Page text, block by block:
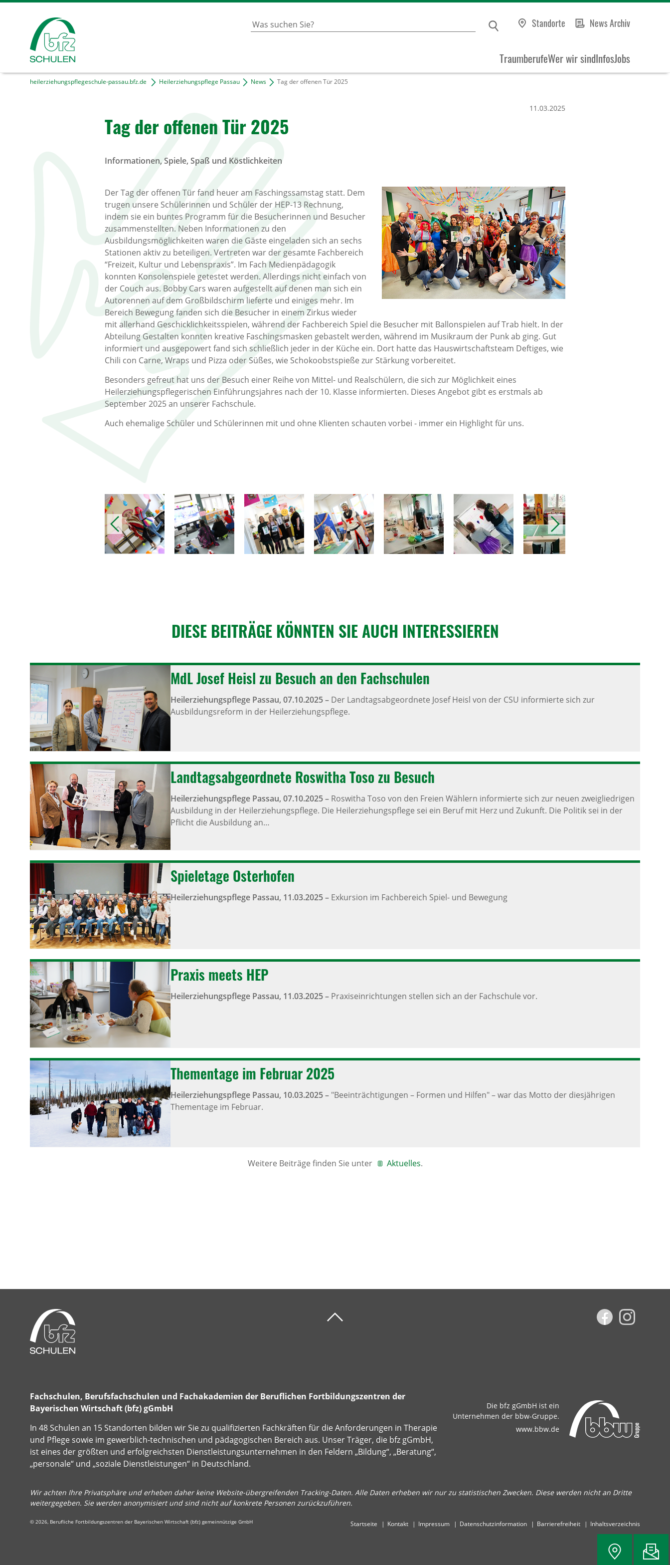
Standorte News Archiv
TraumberufeWer wir sindInfosJobs
heilerziehungspflegeschule-passau.bfz.de Heilerziehungspflege Passau News Tag der offenen Tür 2025
Tag der offenen Tür 2025
11.03.2025
Informationen, Spiele, Spaß und Köstlichkeiten
Der Tag der offenen Tür fand heuer am Faschingssamstag statt. Dem
trugen unsere Schülerinnen und Schüler der HEP-13 Rechnung,
indem sie ein buntes Programm für die Besucherinnen und Besucher
zusammenstellten. Neben Informationen zu den
Ausbildungsmöglichkeiten waren die Gäste eingeladen sich an sechs
Stationen aktiv zu beteiligen. Vertreten war der gesamte Fachbereich
“Freizeit, Kultur und Lebenspraxis”. Im Fach Medienpädagogik
konnten Konsolenspiele getestet werden. Allerdings nicht einfach von
der Couch aus. Bobby Cars waren aufgestellt auf denen man sich ein
Autorennen auf dem Großbildschirm lieferte und einiges mehr. Im
Bereich Bewegung fanden sich die Besucher in einem Zirkus wieder
mit allerhand Geschicklichkeitsspielen, während der Fachbereich Spiel die Besucher mit Ballonspielen auf Trab hielt. In der
Abteilung Gestalten konnten kreative Faschingsmasken gebastelt werden, während im Musikraum der Punk ab ging. Gut
informiert und ausgepowert fand sich schließlich jeder in der Küche ein. Dort hatte das Hauswirtschaftsteam Deftiges, wie
Chili con Carne, Wraps und Pizza oder Süßes, wie Schokoobstspieße zur Stärkung vorbereitet.
Besonders gefreut hat uns der Besuch einer Reihe von Mittel- und Realschülern, die sich zur Möglichkeit eines
Heilerziehungspflegerischen Einführungsjahres nach der 10. Klasse informierten. Dieses Angebot gibt es erstmals ab
September 2025 an unserer Fachschule.
Auch ehemalige Schüler und Schülerinnen mit und ohne Klienten schauten vorbei - immer ein Highlight für uns.
vorheriges nächstes
DIESE BEITRÄGE KÖNNTEN SIE AUCH INTERESSIEREN
MdL Josef Heisl zu Besuch an den Fachschulen
Heilerziehungspflege Passau, 07.10.2025–Der Landtagsabgeordnete Josef Heisl von der CSU informierte sich zur
Ausbildungsreform in der Heilerziehungspflege.
Landtagsabgeordnete Roswitha Toso zu Besuch
Heilerziehungspflege Passau, 07.10.2025–Roswitha Toso von den Freien Wählern informierte sich zur neuen zweigliedrigen
Ausbildung in der Heilerziehungspflege. Die Heilerziehungspflege sei ein Beruf mit Herz und Zukunft. Die Politik sei in der
Pflicht die Ausbildung an…
Spieletage Osterhofen
Heilerziehungspflege Passau, 11.03.2025–Exkursion im Fachbereich Spiel- und Bewegung
Praxis meets HEP
Heilerziehungspflege Passau, 11.03.2025–Praxiseinrichtungen stellen sich an der Fachschule vor.
Thementage im Februar 2025
Heilerziehungspflege Passau, 10.03.2025–"Beeinträchtigungen – Formen und Hilfen" – war das Motto der diesjährigen
Thementage im Februar.
Weitere Beiträge finden Sie unter Aktuelles.
Fachschulen, Berufsfachschulen und Fachakademien der Beruflichen Fortbildungszentren der
Bayerischen Wirtschaft (bfz) gGmbH
In 48 Schulen an 15 Standorten bilden wir Sie zu qualifizierten Fachkräften für die Anforderungen in Therapie
und Pflege sowie im gewerblich-technischen und pädagogischen Bereich aus. Unser Träger, die bfz gGmbH,
ist eines der größten und erfolgreichsten Dienstleistungsunternehmen in den Feldern „Bildung“, „Beratung“,
„personale“ und „soziale Dienstleistungen“ in Deutschland.
Die bfz gGmbH ist ein
Unternehmen der bbw-Gruppe.
www.bbw.de
Wir achten Ihre Privatsphäre und erheben daher keine Website-übergreifenden Tracking-Daten. Alle Daten erheben wir nur zu statistischen Zwecken. Diese werden nicht an Dritte
weitergegeben. Sie werden anonymisiert und sind nicht auf konkrete Personen zurückzuführen.
© 2026, Berufliche Fortbildungszentren der Bayerischen Wirtschaft (bfz) gemeinnützige GmbH Startseite Kontakt Impressum Datenschutzinformation Barrierefreiheit Inhaltsverzeichnis